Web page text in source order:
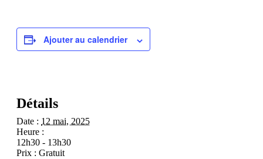
Ajouter au calendrier
Détails
Date : 12 mai, 2025
Heure :
12h30 - 13h30
Prix : Gratuit